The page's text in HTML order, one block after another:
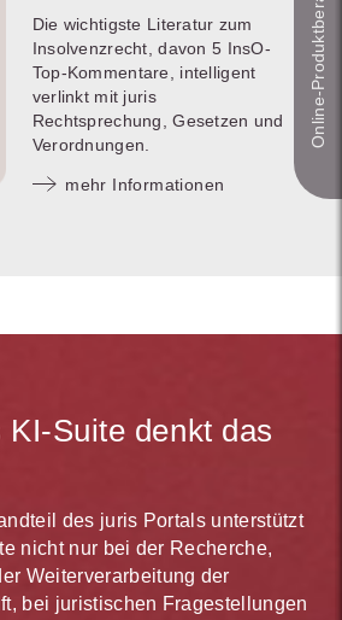
Die wichtigste Literatur zum
Insolvenzrecht, davon 5 InsO-
Top-Kommentare, intelligent
verlinkt mit juris
Rechtsprechung, Gesetzen und
Verordnungen.
mehr Informationen
Suite denkt das
des juris Portals unterstützt
nicht nur bei der Recherche,
Weiterverarbeitung der
bei juristischen Fragestellungen
Online-Produkt­berater